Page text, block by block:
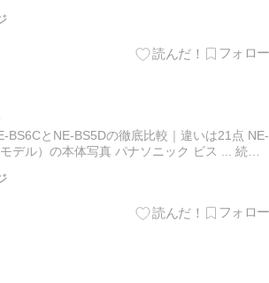
とNE-BS5Dの徹底比較｜違いは21点 NE-
デル）の本体写真 パナソニック ビス ... 続き